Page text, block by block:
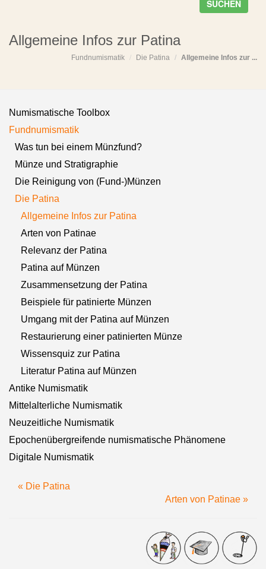
SUCHEN
Allgemeine Infos zur Patina
Fundnumismatik Die Patina Allgemeine Infos zur ...
Numismatische Toolbox
Fundnumismatik
Was tun bei einem Münzfund?
Münze und Stratigraphie
Die Reinigung von (Fund-)Münzen
Die Patina
Allgemeine Infos zur Patina
Arten von Patinae
Relevanz der Patina
Patina auf Münzen
Zusammensetzung der Patina
Beispiele für patinierte Münzen
Umgang mit der Patina auf Münzen
Restaurierung einer patinierten Münze
Wissensquiz zur Patina
Literatur Patina auf Münzen
Antike Numismatik
Mittelalterliche Numismatik
Neuzeitliche Numismatik
Epochenübergreifende numismatische Phänomene
Digitale Numismatik
« Die Patina
Arten von Patinae »